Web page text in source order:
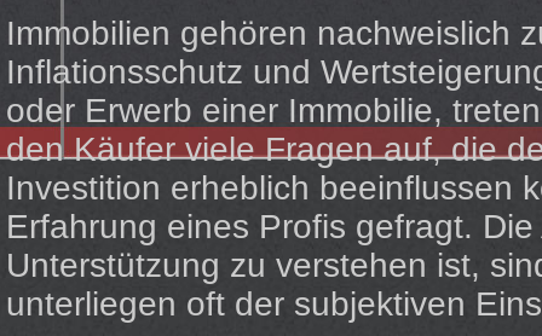
Immobilien gehören nachweislich
Inflationsschutz und
oder Erwerb einer Immobilie,
den Käufer viele Fragen auf, die
Investition erheblich beeinflussen
Erfahrung eines Profis gefragt.
Unterstützung zu verstehen ist,
unterliegen oft der subjektiven